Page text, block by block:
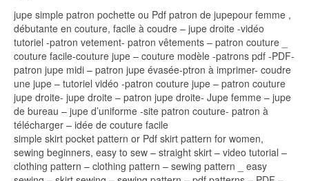
jupe simple patron pochette ou Pdf patron de jupepour femme ,
débutante en couture, facile à coudre – jupe droite -vidéo
tutoriel -patron vetement- patron vêtements – patron couture _
couture facile-couture jupe – couture modèle -patrons pdf -PDF-
patron jupe midi – patron jupe évasée-ptron à imprimer- coudre
une jupe – tutoriel vidéo -patron couture jupe – patron couture
jupe droite- jupe droite – patron jupe droite- Jupe femme – jupe
de bureau – jupe d’uniforme -site patron couture- patron à
télécharger – idée de couture facile
simple skirt pocket pattern or Pdf skirt pattern for women,
sewing beginners, easy to sew – straight skirt – video tutorial –
clothing pattern – clothing pattern – sewing pattern _ easy